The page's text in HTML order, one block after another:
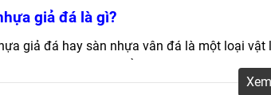
giả đá là gì?
giả đá hay sàn nhựa vân đá là một loại
gia và lớp vân đá để tạo ra bề mặt giống
ưu điểm vượt trội so với các loại vật liệu